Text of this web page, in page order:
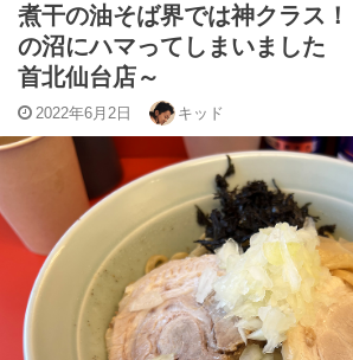
煮干の油そば界では神クラス
の沼にハマってしまいました
首北仙台店～
2022年6月2日 キッド